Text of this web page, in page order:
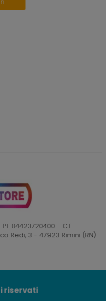
04423720400 - C.F.
Redi, 3 - 47923 Rimini (RN)
riservati